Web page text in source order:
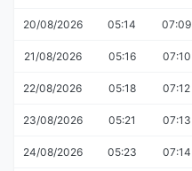
20/08/2026 05:14 07:09
21/08/2026 05:16 07:10
22/08/2026 05:18 07:12
23/08/2026 05:21 07:13
24/08/2026 05:23 07:14